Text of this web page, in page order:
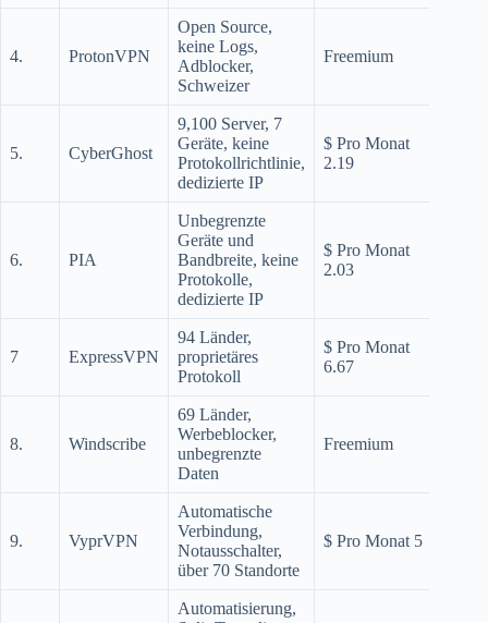
4. ProtonVPN
Open Source,
keine Logs,
Adblocker,
Schweizer
Freemium
5. CyberGhost
9,100 Server, 7
Geräte, keine
Protokollrichtlinie,
dedizierte IP
$ Pro Monat
2.19
6. PIA
Unbegrenzte
Geräte und
Bandbreite, keine
Protokolle,
dedizierte IP
$ Pro Monat
2.03
7 ExpressVPN
94 Länder,
proprietäres
Protokoll
$ Pro Monat
6.67
8. Windscribe
69 Länder,
Werbeblocker,
unbegrenzte
Daten
Freemium
9. VyprVPN
Automatische
Verbindung,
Notausschalter,
über 70 Standorte
$ Pro Monat 5
Automatisierung,